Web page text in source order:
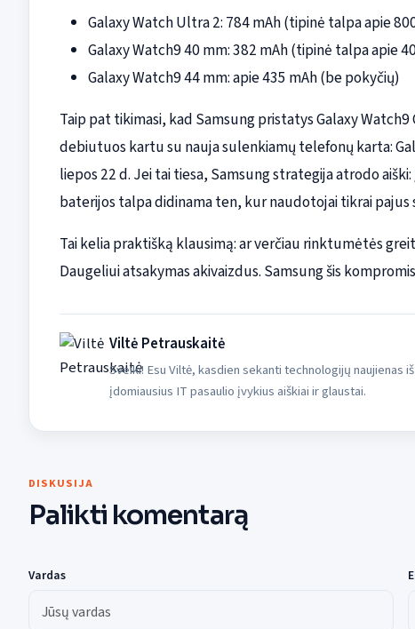
Galaxy Watch Ultra 2: 784 mAh (tipinė talpa apie
Galaxy Watch9 40 mm: 382 mAh (tipinė talpa apie
Galaxy Watch9 44 mm: apie 435 mAh (be pokyčių)
Taip pat tikimasi, kad Samsung pristatys Galaxy
debiutuos kartu su nauja sulenkiamų telefonų karta:
liepos 22 d. Jei tai tiesa, Samsung strategija atrodo
baterijos talpa didinama ten, kur naudotojai tikrai pajus
Tai kelia praktišką klausimą: ar verčiau rinktumėtės
Daugeliui atsakymas akivaizdus. Samsung šis
Viltė Petrauskaitė
Sveiki! Esu Viltė, kasdien sekanti technologijų naujienas
įdomiausius IT pasaulio įvykius aiškiai ir glaustai.
DISKUSIJA
Palikti komentarą
Vardas